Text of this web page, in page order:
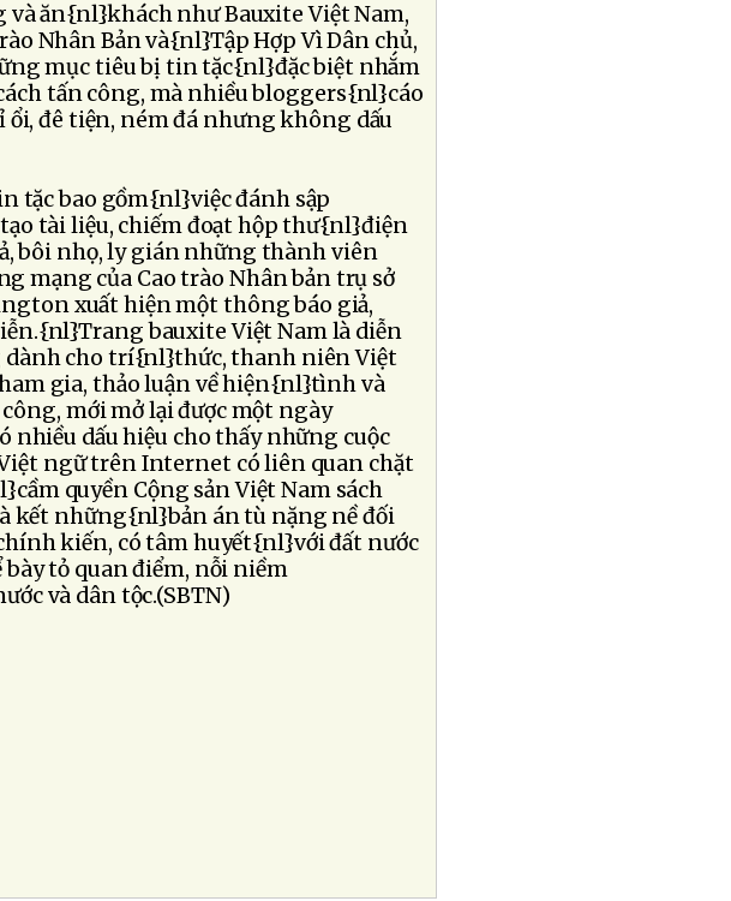
ăn{nl}khách như Bauxite Việt Nam,
Nhân Bản và{nl}Tập Hợp Vì Dân chủ,
mục tiêu bị tin tặc{nl}đặc biệt nhắm
tấn công, mà nhiều bloggers{nl}cáo
đê tiện, ném đá nhưng không dấu
tặc bao gồm{nl}việc đánh sập
tài liệu, chiếm đoạt hộp thư{nl}điện
bôi nhọ, ly gián những thành viên
mạng của Cao trào Nhân bản trụ sở
xuất hiện một thông báo giả,
bauxite Việt Nam là diễn
cho trí{nl}thức, thanh niên Việt
gia, thảo luận về hiện{nl}tình và
mới mở lại được một ngày
nhiều dấu hiệu cho thấy những cuộc
ngữ trên Internet có liên quan chặt
quyền Cộng sản Việt Nam sách
kết những{nl}bản án tù nặng nề đối
kiến, có tâm huyết{nl}với đất nước
tỏ quan điểm, nỗi niềm
và dân tộc.(SBTN)